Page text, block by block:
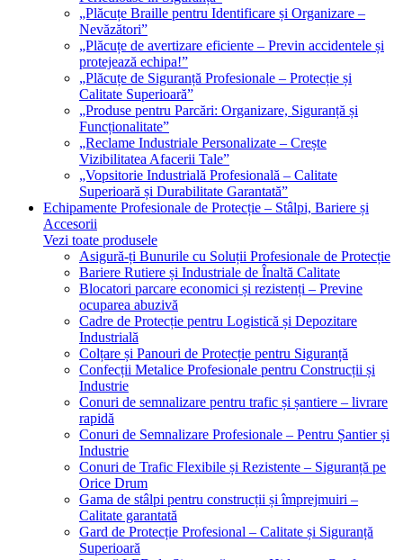
„Plăcuțe Braille pentru Identificare și Organizare –
Nevăzători”
„Plăcuțe de avertizare eficiente – Previn accidentele și
protejează echipa!”
„Plăcuțe de Siguranță Profesionale – Protecție și
Calitate Superioară”
„Produse pentru Parcări: Organizare, Siguranță și
Funcționalitate”
„Reclame Industriale Personalizate – Crește
Vizibilitatea Afacerii Tale”
„Vopsitorie Industrială Profesională – Calitate
Superioară și Durabilitate Garantată”
Echipamente Profesionale de Protecție – Stâlpi, Bariere și
Accesorii
Vezi toate produsele
Asigură-ți Bunurile cu Soluții Profesionale de Protecție
Bariere Rutiere și Industriale de Înaltă Calitate
Blocatori parcare economici și rezistenți – Previne
ocuparea abuzivă
Cadre de Protecție pentru Logistică și Depozitare
Industrială
Colțare și Panouri de Protecție pentru Siguranță
Confecții Metalice Profesionale pentru Construcții și
Industrie
Conuri de semnalizare pentru trafic și șantiere – livrare
rapidă
Conuri de Semnalizare Profesionale – Pentru Șantier și
Industrie
Conuri de Trafic Flexibile și Rezistente – Siguranță pe
Orice Drum
Gama de stâlpi pentru construcții și împrejmuiri –
Calitate garantată
Gard de Protecție Profesional – Calitate și Siguranță
Superioară